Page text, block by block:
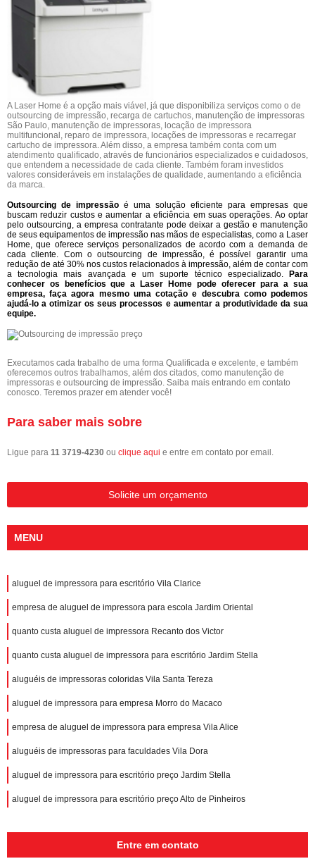
A Laser Home é a opção mais viável, já que disponibiliza serviços como o de
outsourcing de impressão, recarga de cartuchos, manutenção de impressoras
São Paulo, manutenção de impressoras, locação de impressora
multifuncional, reparo de impressora, locações de impressoras e recarregar
cartucho de impressora. Além disso, a empresa também conta com um
atendimento qualificado, através de funcionários especializados e cuidadosos,
que entendem a necessidade de cada cliente. Também foram investidos
valores consideráveis em instalações de qualidade, aumentando a eficiência
da marca.
Outsourcing de impressão é uma solução eficiente para empresas que
buscam reduzir custos e aumentar a eficiência em suas operações. Ao optar
pelo outsourcing, a empresa contratante pode deixar a gestão e manutenção
de seus equipamentos de impressão nas mãos de especialistas, como a Laser
Home, que oferece serviços personalizados de acordo com a demanda de
cada cliente. Com o outsourcing de impressão, é possível garantir uma
redução de até 30% nos custos relacionados à impressão, além de contar com
a tecnologia mais avançada e um suporte técnico especializado. Para
conhecer os benefícios que a Laser Home pode oferecer para a sua
empresa, faça agora mesmo uma cotação e descubra como podemos
ajudá-lo a otimizar os seus processos e aumentar a produtividade da sua
equipe.
Executamos cada trabalho de uma forma Qualificada e excelente, e também
oferecemos outros trabalhamos, além dos citados, como manutenção de
impressoras e outsourcing de impressão. Saiba mais entrando em contato
conosco. Teremos prazer em atender você!
Para saber mais sobre
Ligue para 11 3719-4230 ou clique aqui e entre em contato por email.
Solicite um orçamento
MENU
aluguel de impressora para escritório Vila Clarice
empresa de aluguel de impressora para escola Jardim Oriental
quanto custa aluguel de impressora Recanto dos Victor
quanto custa aluguel de impressora para escritório Jardim Stella
aluguéis de impressoras coloridas Vila Santa Tereza
aluguel de impressora para empresa Morro do Macaco
empresa de aluguel de impressora para empresa Vila Alice
aluguéis de impressoras para faculdades Vila Dora
aluguel de impressora para escritório preço Jardim Stella
aluguel de impressora para escritório preço Alto de Pinheiros
Entre em contato